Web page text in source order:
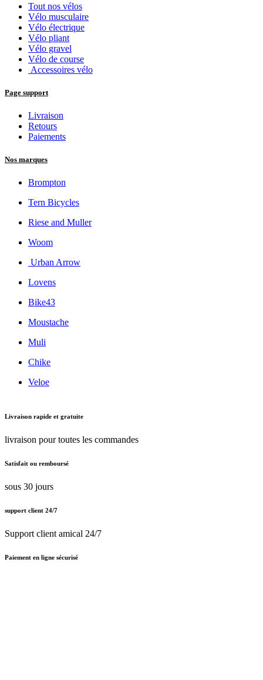
Tout nos vélos
Vélo musculaire
Vélo électrique
Vélo pliant
Vélo gravel
Vélo de course
Accessoires vélo
Page support
Livraison
Retours
Paiements
Nos marques
Brompton
Tern Bicycles
Riese and Muller
Woom
Urban Arrow
Lovens
Bike43
Moustache
Muli
Chike
Veloe
Livraison rapide et gratuite
livraison pour toutes les commandes
Satisfait ou remboursé
sous 30 jours
support client 24/7
Support client amical 24/7
Paiement en ligne sécurisé